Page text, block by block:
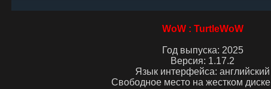
WoW : TurtleWoW
Год выпуска: 2025
Версия: 1.17.2
Язык интерфейса: английский
Свободное место на жестком